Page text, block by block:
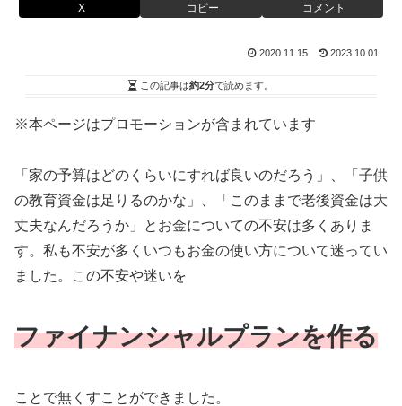
X コピー コメント
2020.11.15 2023.10.01
この記事は約2分で読めます。
※本ページはプロモーションが含まれています
「家の予算はどのくらいにすれば良いのだろう」、「子供
の教育資金は足りるのかな」、「このままで老後資金は大
丈夫なんだろうか」とお金についての不安は多くありま
す。私も不安が多くいつもお金の使い方について迷ってい
ました。この不安や迷いを
ファイナンシャルプランを作る
ことで無くすことができました。